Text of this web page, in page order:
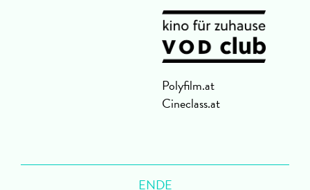
Polyfilm.at
Cineclass.at
ENDE